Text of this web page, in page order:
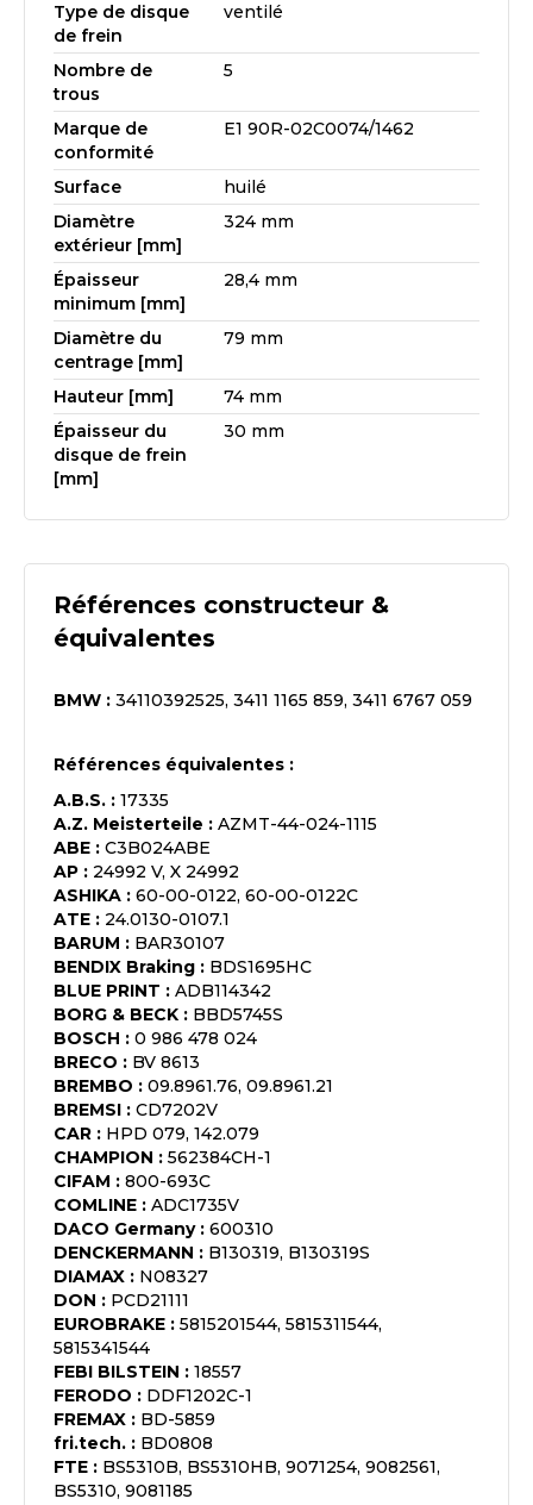
Type de disque
de frein
ventilé
Nombre de
trous
5
Marque de
conformité
E1 90R-02C0074/1462
Surface
huilé
Diamètre
extérieur [mm]
324 mm
Épaisseur
minimum [mm]
28,4 mm
Diamètre du
centrage [mm]
79 mm
Hauteur [mm]
74 mm
Épaisseur du
disque de frein
[mm]
30 mm
Références constructeur &
équivalentes
BMW : 34110392525, 3411 1165 859, 3411 6767 059
Références équivalentes :
A.B.S. : 17335
A.Z. Meisterteile : AZMT-44-024-1115
ABE : C3B024ABE
AP : 24992 V, X 24992
ASHIKA : 60-00-0122, 60-00-0122C
ATE : 24.0130-0107.1
BARUM : BAR30107
BENDIX Braking : BDS1695HC
BLUE PRINT : ADB114342
BORG & BECK : BBD5745S
BOSCH : 0 986 478 024
BRECO : BV 8613
BREMBO : 09.8961.76, 09.8961.21
BREMSI : CD7202V
CAR : HPD 079, 142.079
CHAMPION : 562384CH-1
CIFAM : 800-693C
COMLINE : ADC1735V
DACO Germany: 600310
DENCKERMANN : B130319, B130319S
DIAMAX : N08327
DON : PCD21111
EUROBRAKE : 5815201544, 5815311544,
5815341544
FEBI BILSTEIN : 18557
FERODO : DDF1202C-1
FREMAX : BD-5859
fri.tech. : BD0808
FTE : BS5310B, BS5310HB, 9071254, 9082561,
BS5310, 9081185